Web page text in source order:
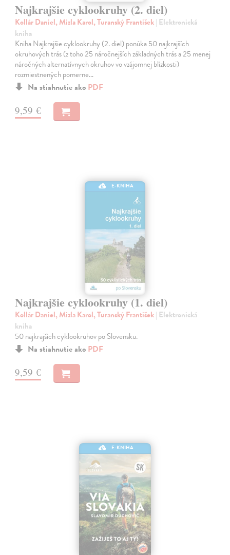
Najkrajšie cyklookruhy (2. diel)
Kollár Daniel, Mizla Karol, Turanský František| Elektronická
kniha
Kniha Najkrajšie cyklookruhy (2. diel) ponúka 50 najkrajších
okruhových trás (z toho 25 náročnejších základných trás a 25 menej
náročných alternatívnych okruhov vo vzájomnej blízkosti)
rozmiestnených pomerne…
Na stiahnutie ako PDF
9,59 €
E-KNIHA
Najkrajšie cyklookruhy (1. diel)
Kollár Daniel, Mizla Karol, Turanský František| Elektronická
kniha
50 najkrajších cyklookruhov po Slovensku.
Na stiahnutie ako PDF
9,59 €
E-KNIHA